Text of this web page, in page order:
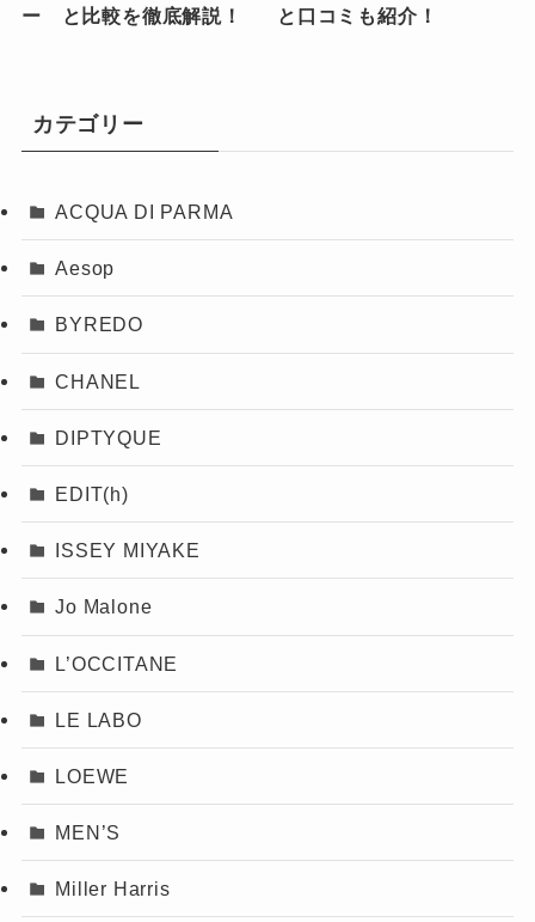
ー と比較を徹底解説！
と口コミも紹介！
カテゴリー
ACQUA DI PARMA
Aesop
BYREDO
CHANEL
DIPTYQUE
EDIT(h)
ISSEY MIYAKE
Jo Malone
L’OCCITANE
LE LABO
LOEWE
MEN’S
Miller Harris